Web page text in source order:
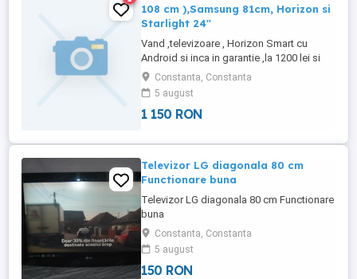
108 cm ),Samsung 81cm, Horizon si
Starlight 24"
Vand ,televizoare , Horizon Smart cu
Android si inca in garantie ,la 1200 lei si
unul tot Horizon LED de 24" 66 cm,la 240
lei ,StarLight LED de 24" 66 cm ,la 230 lei
,samsaung LED 32" de 81cm simplu non
Smart ,la 350 lei,toate sunt functionale si
folosite deoarece ...
Constanta, Constanta
5 august
1 150 RON
Televizor LG diagonala 80 cm
Functionare buna
Televizor LG diagonala 80 cm Functionare
buna
Constanta, Constanta
5 august
150 RON